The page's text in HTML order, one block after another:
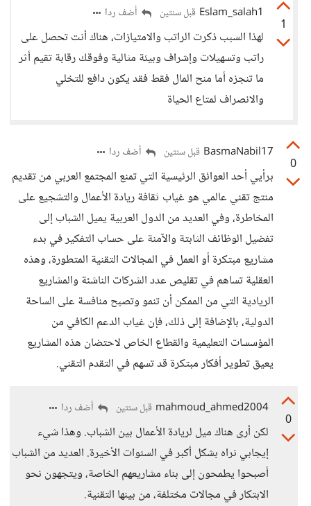
1
Eslam_salah1 قبل سنتين أضف ردا
لهذا السبب ذكرت الراتب والامتيازات، هناك أنت تحصل على
راتب وتسهيلات وإشراف وبيئة مثالية وفوقك رقابة تقيم أثر
ما تنجزه أما منح المال فقط فقد يكون دافع للتخلي
والانصراف لمتاع الحياة
0
BasmaNabil17 قبل سنتين أضف ردا
برأيي أحد العوائق الرئيسية التي تمنع المجتمع العربي من تقديم
منتج تقني عالمي هو غياب ثقافة ريادة الأعمال والتشجيع على
المخاطرة، وفي العديد من الدول العربية يميل الشباب إلى
تفضيل الوظائف الثابتة والآمنة على حساب التفكير في بدء
مشاريع مبتكرة أو العمل في المجالات التقنية المتطورة، وهذه
العقلية تساهم في تقليص عدد الشركات الناشئة والمشاريع
الريادية التي من الممكن أن تنمو وتصبح منافسة على الساحة
الدولية، بالإضافة إلى ذلك، فإن غياب الدعم الكافي من
المؤسسات التعليمية والقطاع الخاص لاحتضان هذه المشاريع
يعيق تطوير أفكار مبتكرة قد تسهم في التقدم التقني.
0
mahmoud_ahmed2004 قبل سنتين أضف ردا
لكن أرى هناك ميل لريادة الأعمال بين الشباب. وهذا شيء
إيجابي نراه بشكل أكبر في السنوات الأخيرة. العديد من الشباب
أصبحوا يطمحون إلى بناء مشاريعهم الخاصة، ويتجهون نحو
الابتكار في مجالات مختلفة، من بينها التقنية.